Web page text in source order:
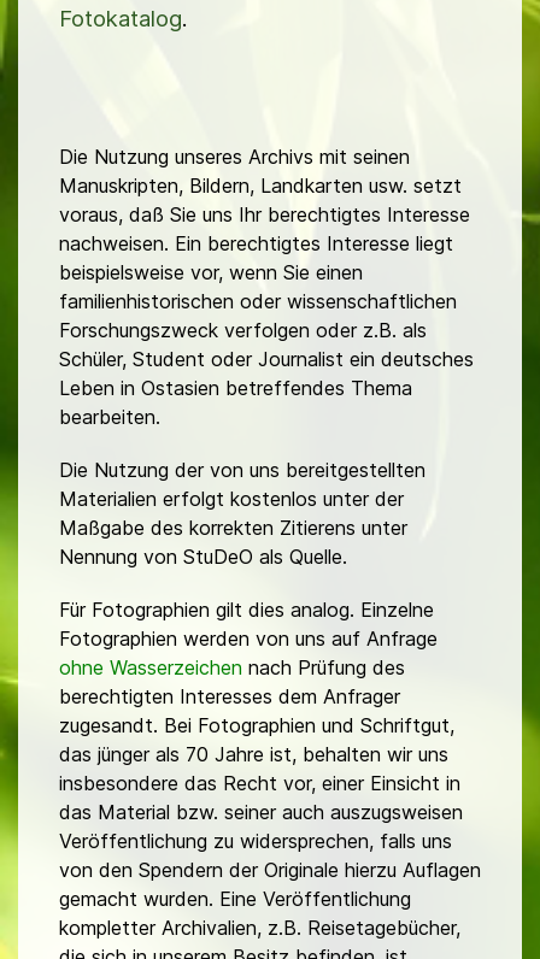
Fotokatalog.
Die Nutzung unseres Archivs mit seinen
Manuskripten, Bildern, Landkarten usw. setzt
voraus, daß Sie uns Ihr berechtigtes Interesse
nachweisen. Ein berechtigtes Interesse liegt
beispielsweise vor, wenn Sie einen
familienhistorischen oder wissenschaftlichen
Forschungszweck verfolgen oder z.B. als
Schüler, Student oder Journalist ein deutsches
Leben in Ostasien betreffendes Thema
bearbeiten.
Die Nutzung der von uns bereitgestellten
Materialien erfolgt kostenlos unter der
Maßgabe des korrekten Zitierens unter
Nennung von StuDeO als Quelle.
Für Fotographien gilt dies analog. Einzelne
Fotographien werden von uns auf Anfrage
ohne Wasserzeichen nach Prüfung des
berechtigten Interesses dem Anfrager
zugesandt. Bei Fotographien und Schriftgut,
das jünger als 70 Jahre ist, behalten wir uns
insbesondere das Recht vor, einer Einsicht in
das Material bzw. seiner auch auszugsweisen
Veröffentlichung zu widersprechen, falls uns
von den Spendern der Originale hierzu Auflagen
gemacht wurden. Eine Veröffentlichung
kompletter Archivalien, z.B. Reisetagebücher,